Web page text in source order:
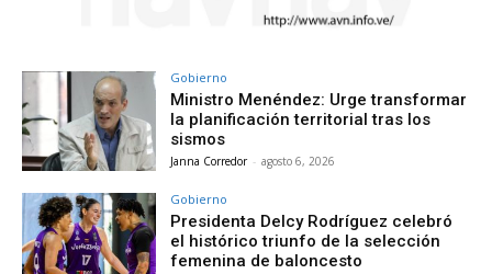
Gobierno
Ministro Menéndez: Urge transformar
la planificación territorial tras los
sismos
Janna Corredor - agosto 6, 2026
Gobierno
Presidenta Delcy Rodríguez celebró
el histórico triunfo de la selección
femenina de baloncesto